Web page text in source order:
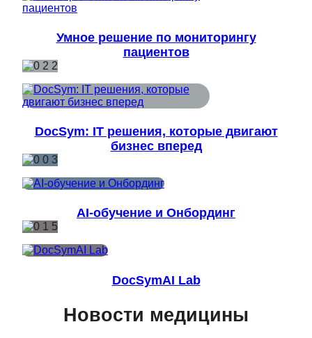
Умное решение по мониторингу
пациентов
DocSym: IT решения, которые двигают
бизнес вперед
AI-обучение и Онбординг
DocSymAI Lab
Новости медицины